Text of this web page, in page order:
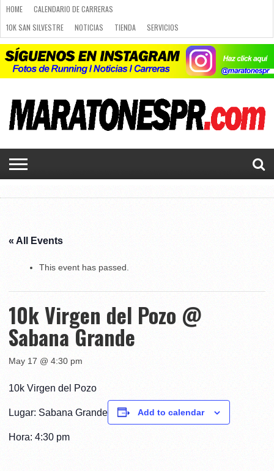
RUNNING
NOTICIAS
CALENDARIO
DE
CARRERAS
PLANES
DE
RUNNING
LUGARES
PARA
CORRER
10K SAN
SILVESTRE
CURSO
DE
RUNNING
TIENDA
SERVICIOS
CONTACTO
HOME
CALENDARIO DE CARRERAS
10K SAN SILVESTRE
NOTICIAS TIENDA
SERVICIOS
PLANES DE RUNNING
PUBLICIDAD
CARRERAS
LUGARES PARA CORRER
CALENDARIO DE CARRERAS
PORTAL DE MIEMBROS
« All Events
This event has passed.
10k Virgen del Pozo @
Sabana Grande
May 17 @ 4:30 pm
10k Virgen del Pozo
Lugar: Sabana Grande
Hora: 4:30 pm
Add to calendar